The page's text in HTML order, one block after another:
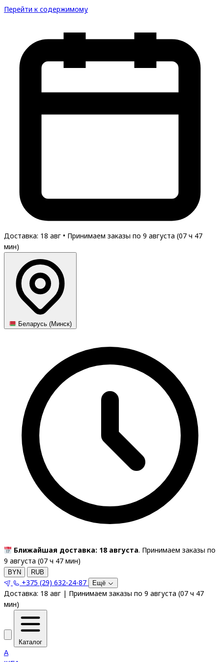
Перейти к содержимому
Доставка: 18 авг • Принимаем заказы по 9 августа (07 ч 47
мин)
Беларусь (Минск)
Ближайшая доставка: 18 августа. Принимаем заказы по
9 августа (07 ч 47 мин)
BYN RUB
+375 (29) 632-24-87 Ещё
Доставка: 18 авг | Принимаем заказы по 9 августа (07 ч 47
мин)
Каталог
A